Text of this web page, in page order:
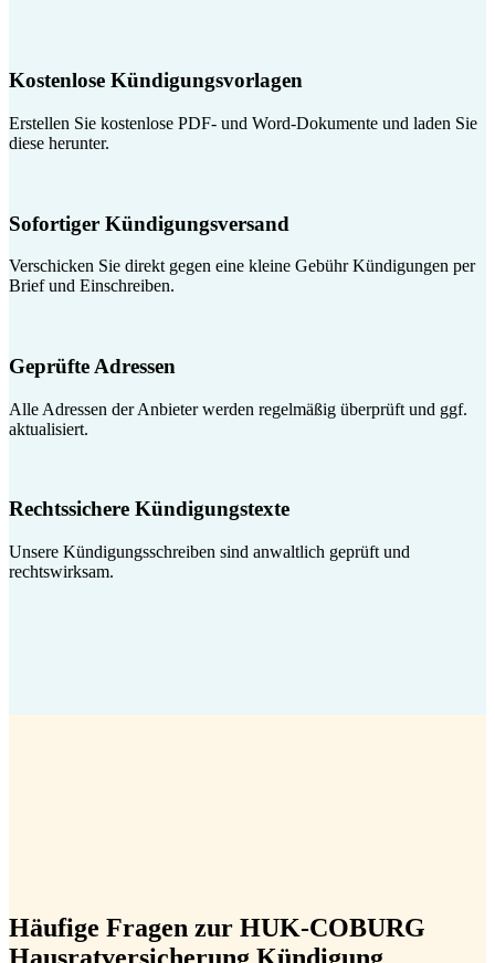
Kostenlose Kündigungsvorlagen
Erstellen Sie kostenlose PDF- und Word-Dokumente und laden Sie
diese herunter.
Sofortiger Kündigungsversand
Verschicken Sie direkt gegen eine kleine Gebühr Kündigungen per
Brief und Einschreiben.
Geprüfte Adressen
Alle Adressen der Anbieter werden regelmäßig überprüft und ggf.
aktualisiert.
Rechtssichere Kündigungstexte
Unsere Kündigungsschreiben sind anwaltlich geprüft und
rechtswirksam.
Häufige Fragen zur HUK-COBURG